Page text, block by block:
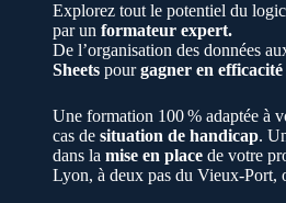
Explorez tout le potentiel du
par un formateur expert.
De l’organisation des données
Sheets pourgagner en efficacité
Une formation 100 % adaptée à
cas de situation de handicap.
dans la mise en place de votre
Lyon, à deux pas du Vieux-Port,